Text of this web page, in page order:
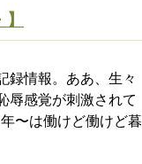
録情報。ああ、生々
辱感覚が刺激されて
〜は働けど働けど暮